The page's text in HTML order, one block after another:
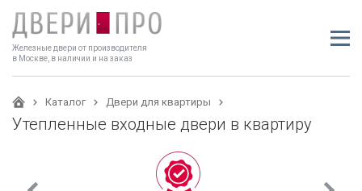
Железные двери от производителя
в Москве, в наличии и на заказ
Каталог Двери для квартиры
Утепленные входные двери в квартиру